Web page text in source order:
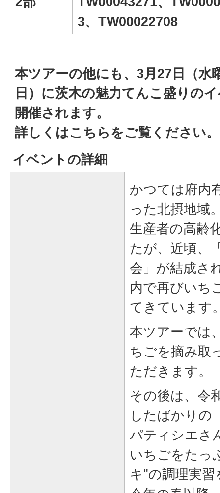
3、TW00022708
本ツアーの他にも、3月27日（水
日）に茨木の魅力てんこ盛りの
開催されます。
詳しくはこちらをご覧ください。
イベントの詳細
かつては府内
った北摂地域
生産者の高齢
たが、近頃、
会」が結成さ
内で再びいち
てきています
本ツアーでは
ちごを摘み取
ただきます。
その後は、令
したばかりの
パティシエさ
いちごをたっ
キ"の調理実